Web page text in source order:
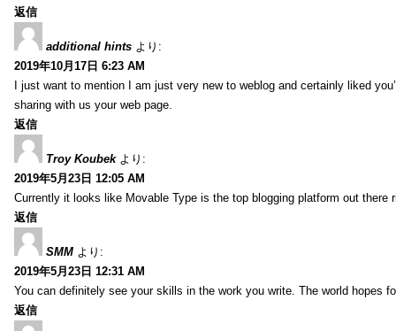
返信
additional hints より:
2019年10月17日 6:23 AM
I just want to mention I am just very new to weblog and certainly liked
sharing with us your web page.
返信
Troy Koubek より:
2019年5月23日 12:05 AM
Currently it looks like Movable Type is the top blogging platform out
返信
SMM より:
2019年5月23日 12:31 AM
You can definitely see your skills in the work you write. The world hopes
返信